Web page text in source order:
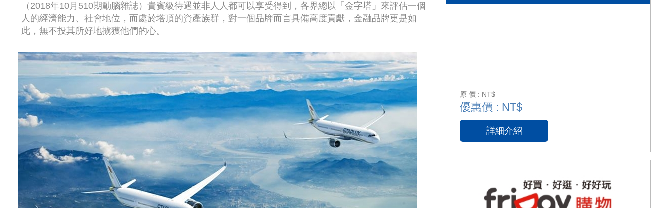
（2018年10月510期動腦雜誌）貴賓級待遇並非人人都可以享受得到，各界總以「金字塔」來評估一個
人的經濟能力、社會地位，而處於塔頂的資產族群，對一個品牌而言具備高度貢獻，金融品牌更是如
此，無不投其所好地擄獲他們的心。
原 價 : NT$
優惠價 : NT$
詳細介紹